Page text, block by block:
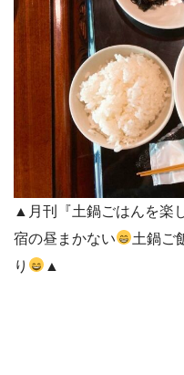
▲月刊『土鍋ごはんを楽
宿の昼まかない
土鍋ご
り
▲